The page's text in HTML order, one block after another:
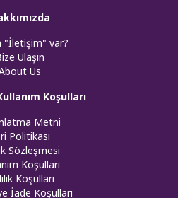
"İletişim" var?
Ulaşın
Us
Koşulları
Metni
Politikası
Sözleşmesi
Koşulları
Koşulları
İade Koşulları